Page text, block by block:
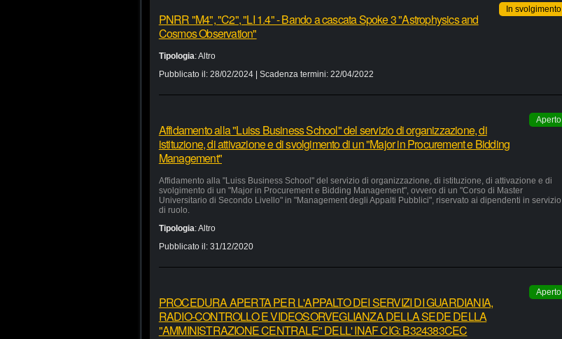
In svolgimento
PNRR "M4", "C2", "LI 1.4" - Bando a cascata Spoke 3 "Astrophysics and
Cosmos Observation"
Tipologia:Altro
Pubblicato il: 28/02/2024| Scadenza termini: 22/04/2022
Aperto
Affidamento alla "Luiss Business School" del servizio di organizzazione, di
istituzione, di attivazione e di svolgimento di un "Major in Procurement e Bidding
Management"
Affidamento alla "Luiss Business School" del servizio di organizzazione, di istituzione, di attivazione e di
svolgimento di un "Major in Procurement e Bidding Management", ovvero di un "Corso di Master
Universitario di Secondo Livello" in "Management degli Appalti Pubblici", riservato ai dipendenti in servizio
di ruolo.
Tipologia:Altro
Pubblicato il: 31/12/2020
Aperto
PROCEDURA APERTA PER L'APPALTO DEI SERVIZI DI GUARDIANIA,
RADIO-CONTROLLO E VIDEOSORVEGLIANZA DELLA SEDE DELLA
"AMMINISTRAZIONE CENTRALE" DELL' INAF CIG: B324383CEC